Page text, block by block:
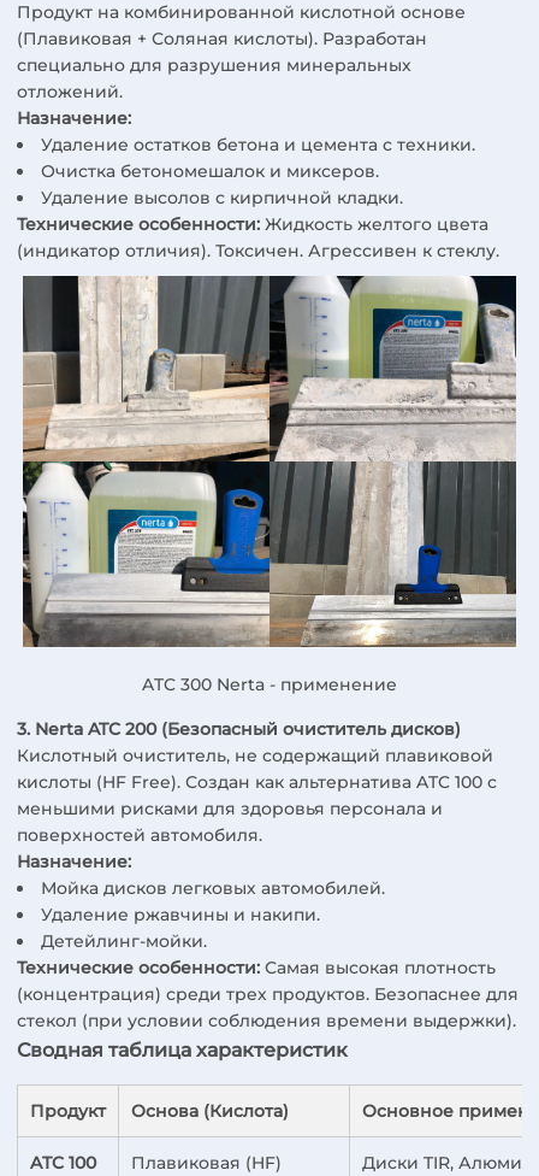
Продукт на комбинированной кислотной основе
(Плавиковая + Соляная кислоты). Разработан
специально для разрушения минеральных
отложений.
Назначение:
Удаление остатков бетона и цемента с техники.
Очистка бетономешалок и миксеров.
Удаление высолов с кирпичной кладки.
Технические особенности: Жидкость желтого цвета
(индикатор отличия). Токсичен. Агрессивен к стеклу.
ATC 300 Nerta - применение
3. Nerta ATC 200 (Безопасный очиститель дисков)
Кислотный очиститель, не содержащий плавиковой
кислоты (HF Free). Создан как альтернатива ATC 100 с
меньшими рисками для здоровья персонала и
поверхностей автомобиля.
Назначение:
Мойка дисков легковых автомобилей.
Удаление ржавчины и накипи.
Детейлинг-мойки.
Технические особенности: Самая высокая плотность
(концентрация) среди трех продуктов. Безопаснее для
стекол (при условии соблюдения времени выдержки).
Сводная таблица характеристик
Продукт Основа (Кислота) Основное
ATC 100 Плавиковая (HF) Диски TIR,